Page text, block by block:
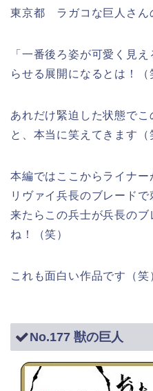
東京都 ラガコな巨人さん
「一番後ろ姿が可愛く見
らせる展開になるとは！（
あれだけ緊迫した状態で
と、本当に笑えてきます（
本編ではここからライナ
リヴァイ兵長のブレード
来たらこの兵士が兵長のブ
ね！（笑）
これも面白い作品です（笑
No.177 獣の巨人